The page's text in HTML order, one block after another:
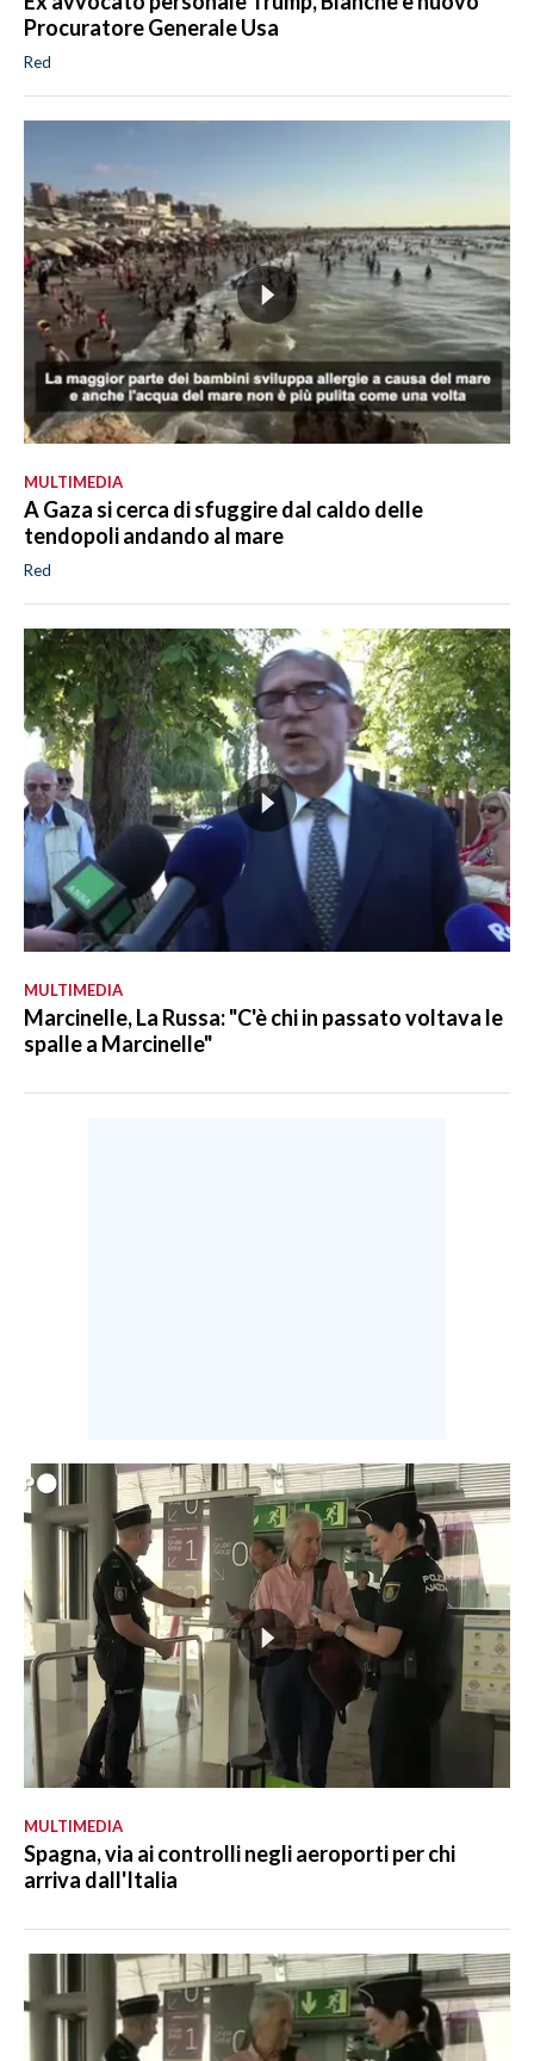
Procuratore Generale Usa
Red
MULTIMEDIA
A Gaza si cerca di sfuggire dal caldo delle
tendopoli andando al mare
Red
MULTIMEDIA
Marcinelle, La Russa: "C'è chi in passato voltava le
spalle a Marcinelle"
MULTIMEDIA
Spagna, via ai controlli negli aeroporti per chi
arriva dall'Italia